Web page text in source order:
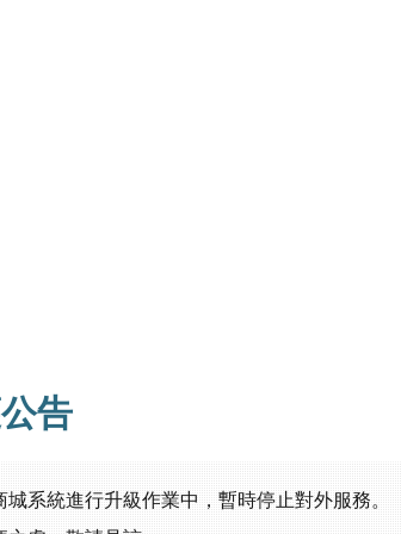
告
城系統進行升級作業中，暫時停止對外服務。